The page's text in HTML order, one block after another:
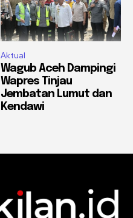
Aktual
Wagub Aceh Dampingi
Wapres Tinjau
Jembatan Lumut dan
Kendawi